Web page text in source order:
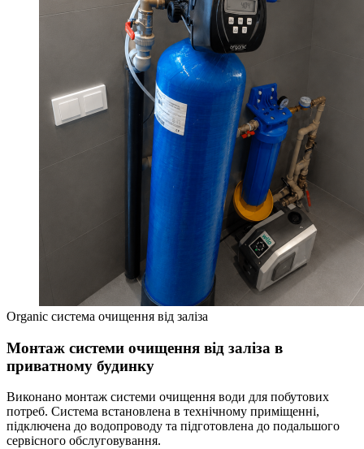
Organic система очищення від заліза
Монтаж системи очищення від заліза в
приватному будинку
Виконано монтаж системи очищення води для побутових
потреб. Система встановлена в технічному приміщенні,
підключена до водопроводу та підготовлена до подальшого
сервісного обслуговування.